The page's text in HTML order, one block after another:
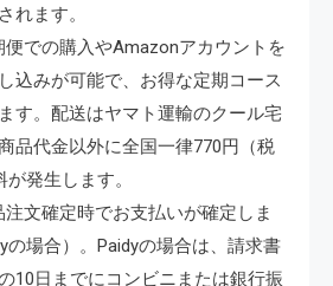
れます。
便での購入やAmazonアカウントを
込みが可能で、お得な定期コース
す。配送はヤマト運輸のクール宅
品代金以外に全国一律770円（税
発生します。
注文確定時でお支払いが確定しま
の場合）。Paidyの場合は、請求書
10日までにコンビニまたは銀行振